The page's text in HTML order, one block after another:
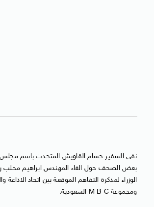
نفى السفير حسام القاويش المتحدث باسم مجلس
بعض الصحف حول الغاء المهندس ابراهيم
الوزراء لمذكرة التفاهم الموقعة بين اتحاد الاذاعة
ومجموعة M B C السعودية.